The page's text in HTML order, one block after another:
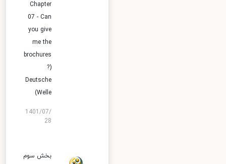
Chapter
07 - Can
you give
me the
brochures
Deutsche
Welle)
1401/07/
28
بخش سوم